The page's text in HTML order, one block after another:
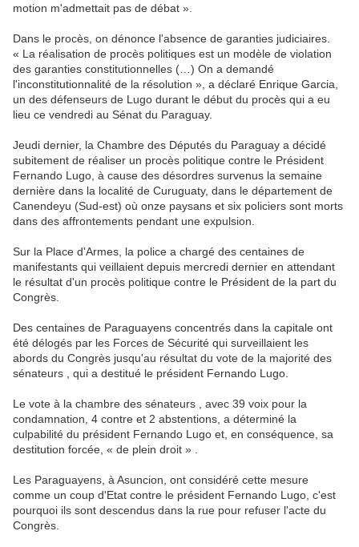
motion m'admettait pas de débat ».
Dans le procès, on dénonce l'absence de garanties judiciaires.
« La réalisation de procès politiques est un modèle de violation
des garanties constitutionnelles (…) On a demandé
l'inconstitutionnalité de la résolution », a déclaré Enrique Garcia,
un des défenseurs de Lugo durant le début du procès qui a eu
lieu ce vendredi au Sénat du Paraguay.
Jeudi dernier, la Chambre des Députés du Paraguay a décidé
subitement de réaliser un procès politique contre le Président
Fernando Lugo, à cause des désordres survenus la semaine
dernière dans la localité de Curuguaty, dans le département de
Canendeyu (Sud-est) où onze paysans et six policiers sont morts
dans des affrontements pendant une expulsion.
Sur la Place d'Armes, la police a chargé des centaines de
manifestants qui veillaient depuis mercredi dernier en attendant
le résultat d'un procès politique contre le Président de la part du
Congrès.
Des centaines de Paraguayens concentrés dans la capitale ont
été délogés par les Forces de Sécurité qui surveillaient les
abords du Congrès jusqu'au résultat du vote de la majorité des
sénateurs , qui a destitué le président Fernando Lugo.
Le vote à la chambre des sénateurs , avec 39 voix pour la
condamnation, 4 contre et 2 abstentions, a déterminé la
culpabilité du président Fernando Lugo et, en conséquence, sa
destitution forcée, « de plein droit » .
Les Paraguayens, à Asuncion, ont considéré cette mesure
comme un coup d'Etat contre le président Fernando Lugo, c'est
pourquoi ils sont descendus dans la rue pour refuser l'acte du
Congrès.